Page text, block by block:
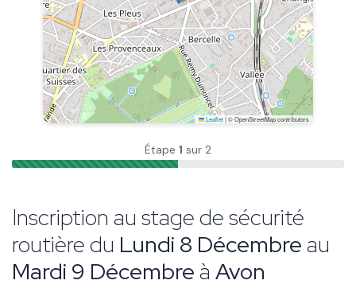
Leaflet|© OpenStreetMap contributors
Étape 1 sur 2
Inscription au stage de sécurité
routière du Lundi 8 Décembreau
Mardi 9 Décembreà Avon